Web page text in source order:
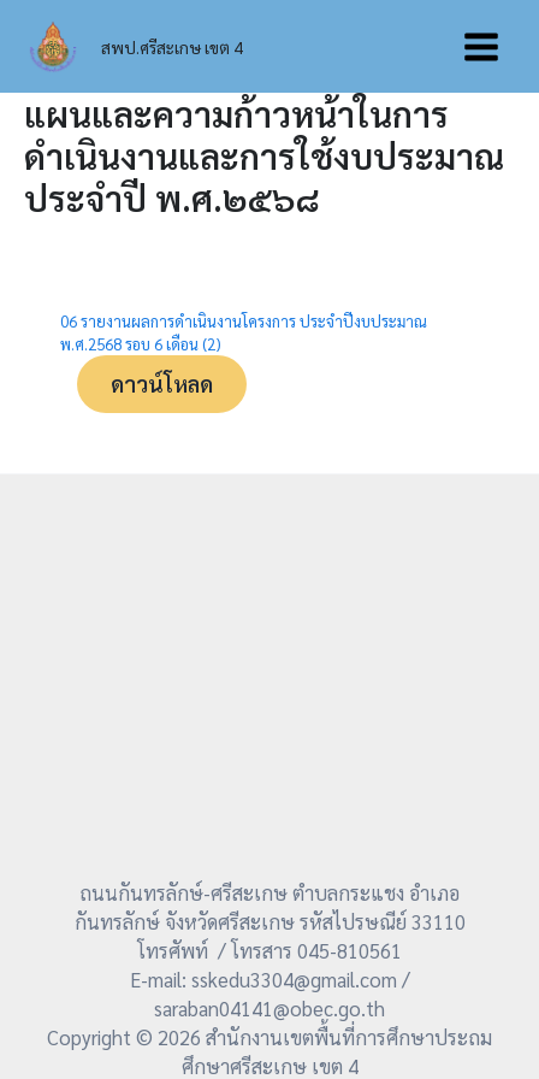
content
สพป.ศรีสะเกษ เขต 4
Main
แผนและความก้าวหน้าในการ
ดำเนินงานและการใช้งบประมาณ
ประจำปี พ.ศ.๒๕๖๘
06 รายงานผลการดำเนินงานโครงการ ประจำปีงบประมาณ
พ.ศ.2568 รอบ 6 เดือน (2)
ดาวน์โหลด
ถนนกันทรลักษ์-ศรีสะเกษ ตำบลกระแชง อำเภอ
กันทรลักษ์ จังหวัดศรีสะเกษ รหัสไปรษณีย์ 33110
โทรศัพท์ / โทรสาร 045-810561
E-mail: sskedu3304@gmail.com /
saraban04141@obec.go.th
Copyright © 2026 สำนักงานเขตพื้นที่การศึกษาประถม
ศึกษาศรีสะเกษ เขต 4